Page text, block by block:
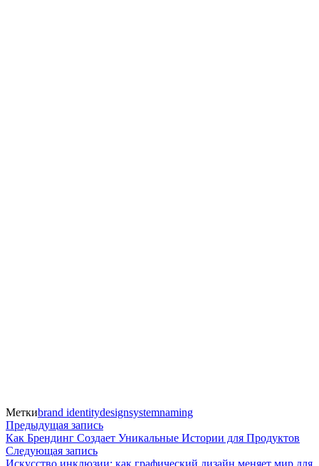
Меткиbrand identitydesignsystemnaming
Навигация
по
Предыдущая записьПредыдущая
запись:
Как Брендинг Создает Уникальные Истории для Продуктов
Следующая записьСледующая
запись:
Искусство инклюзии: как графический дизайн меняет мир для